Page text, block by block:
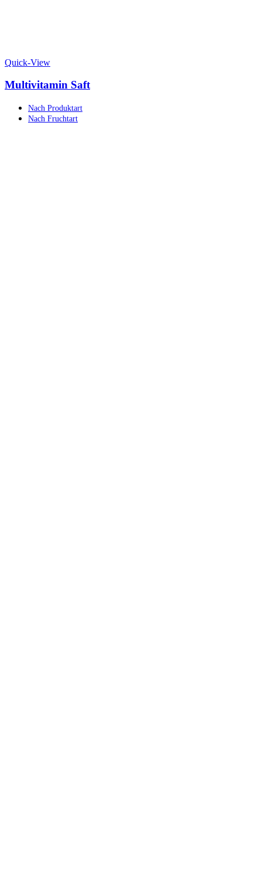
Quick-View
Multivitamin Saft
Nach Produktart
Nach Fruchtart